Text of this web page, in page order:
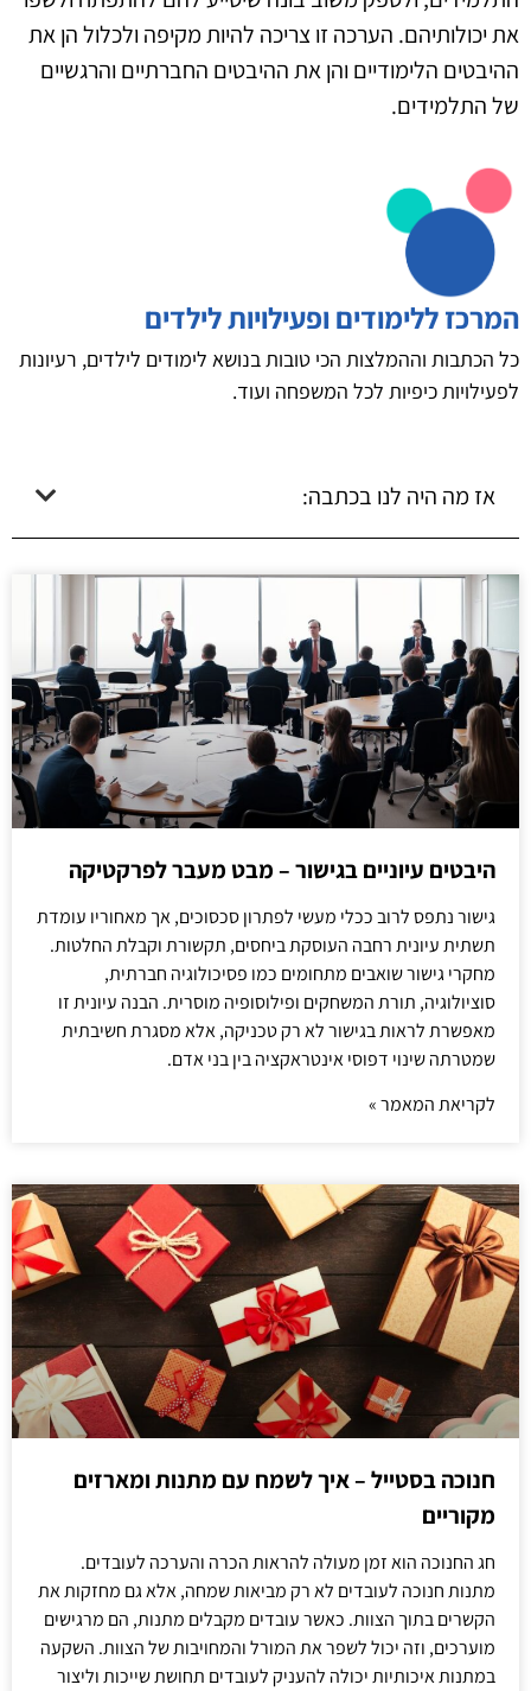
את יכולותיהם. הערכה זו צריכה להיות מקיפה ולכלול הן את
ההיבטים הלימודיים והן את ההיבטים החברתיים והרגשיים
של התלמידים.
המרכז ללימודים ופעילויות לילדים
כל הכתבות וההמלצות הכי טובות בנושא לימודים לילדים, רעיונות
לפעילויות כיפיות לכל המשפחה ועוד.
אז מה היה לנו בכתבה:
היבטים עיוניים בגישור – מבט מעבר לפרקטיקה
גישור נתפס לרוב ככלי מעשי לפתרון סכסוכים, אך מאחוריו עומדת
תשתית עיונית רחבה העוסקת ביחסים, תקשורת וקבלת החלטות.
מחקרי גישור שואבים מתחומים כמו פסיכולוגיה חברתית,
סוציולוגיה, תורת המשחקים ופילוסופיה מוסרית. הבנה עיונית זו
מאפשרת לראות בגישור לא רק טכניקה, אלא מסגרת חשיבתית
שמטרתה שינוי דפוסי אינטראקציה בין בני אדם.
לקריאת המאמר »
חנוכה בסטייל – איך לשמח עם מתנות ומארזים
מקוריים
חג החנוכה הוא זמן מעולה להראות הכרה והערכה לעובדים.
מתנות חנוכה לעובדים לא רק מביאות שמחה, אלא גם מחזקות את
הקשרים בתוך הצוות. כאשר עובדים מקבלים מתנות, הם מרגישים
מוערכים, וזה יכול לשפר את המורל והמחויבות של הצוות. השקעה
במתנות איכותיות יכולה להעניק לעובדים תחושת שייכות וליצור